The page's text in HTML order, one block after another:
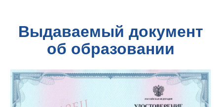
Выдаваемый документ
об образовании